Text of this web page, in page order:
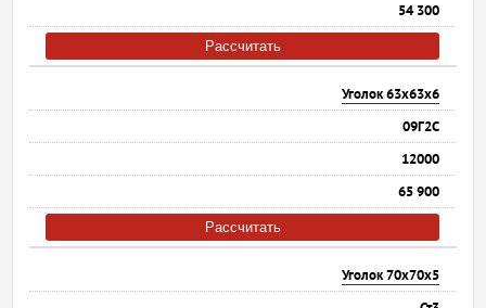
54 300
Рассчитать
Уголок 63х63х6
09Г2С
12000
65 900
Рассчитать
Уголок 70х70х5